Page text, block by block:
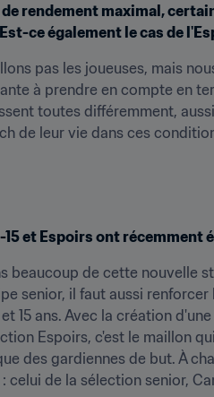
de rendement maximal,
ce également le cas de
pas les joueuses, mais
à prendre en compte en
toutes différemment,
de leur vie dans ces
15 et Espoirs ont
beaucoup de cette nouvelle
senior, il faut aussi
15 ans. Avec la création
Espoirs, c'est le maillon
des gardiennes de but. À
celui de la sélection senior,